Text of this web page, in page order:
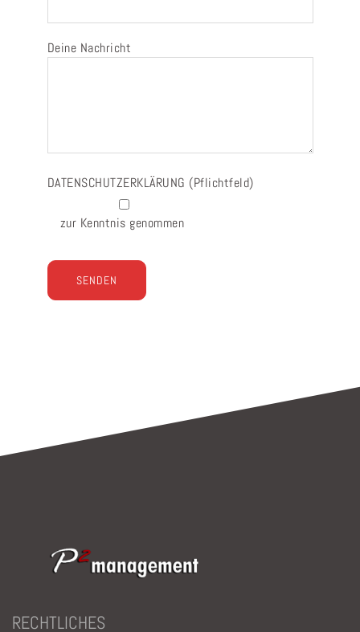
Deine Nachricht
DATENSCHUTZERKLÄRUNG (Pflichtfeld)
zur Kenntnis genommen
RECHTLICHES